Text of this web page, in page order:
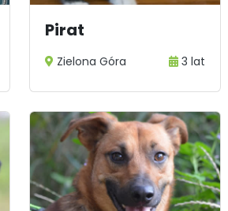
Pirat
Zielona Góra 3 lat